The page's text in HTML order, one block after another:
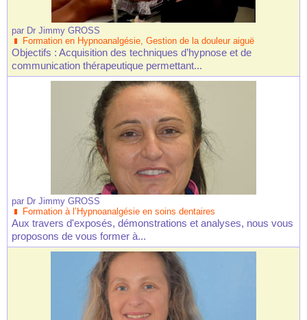
par Dr Jimmy GROSS
Formation en Hypnoanalgésie, Gestion de la douleur aiguë
Objectifs : Acquisition des techniques d’hypnose et de
communication thérapeutique permettant...
par Dr Jimmy GROSS
Formation à l’Hypnoanalgésie en soins dentaires
Aux travers d'exposés, démonstrations et analyses, nous vous
proposons de vous former à...